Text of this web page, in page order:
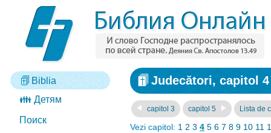
Biblia
👪 Детям
Поиск
Judecători, capitol 4
capitol 3 capitol 5 Lista de
Vezi capitol: 1 2 3 4 5 6 7 8 9 10 11